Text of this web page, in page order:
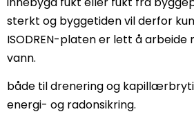
sterkt og byggetiden vil derfor
ISODREN-platen er lett å
vann.
både til drenering og
energi- og radonsikring.